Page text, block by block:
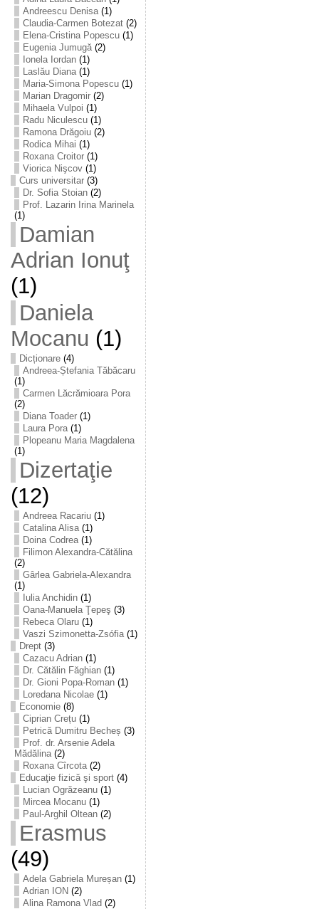
Andreescu Denisa(1)
Claudia-Carmen Botezat(2)
Elena-Cristina Popescu(1)
Eugenia Jumugă(2)
Ionela Iordan(1)
Laslău Diana(1)
Maria-Simona Popescu(1)
Marian Dragomir(2)
Mihaela Vulpoi (1)
Radu Niculescu(1)
Ramona Drăgoiu(2)
Rodica Mihai (1)
Roxana Croitor(1)
Viorica Nişcov(1)
Curs universitar(3)
Dr. Sofia Stoian(2)
Prof. Lazarin Irina Marinela
(1)
Damian
Adrian Ionuţ
(1)
Daniela
Mocanu (1)
Dicționare(4)
Andreea-Ștefania Tăbăcaru
(1)
Carmen Lăcrămioara Pora
(2)
Diana Toader(1)
Laura Pora(1)
Plopeanu Maria Magdalena
(1)
Dizertaţie
(12)
Andreea Racariu(1)
Catalina Alisa(1)
Doina Codrea(1)
Filimon Alexandra-Cătălina
(2)
Gârlea Gabriela-Alexandra
(1)
Iulia Anchidin(1)
Oana-Manuela Ţepeş (3)
Rebeca Olaru(1)
Vaszi Szimonetta-Zsófia(1)
Drept(3)
Cazacu Adrian(1)
Dr. Cătălin Făghian(1)
Dr. Gioni Popa-Roman(1)
Loredana Nicolae(1)
Economie(8)
Ciprian Crețu(1)
Petrică Dumitru Becheș (3)
Prof. dr. Arsenie Adela
Mădălina(2)
Roxana Cîrcota(2)
Educaţie fizică şi sport(4)
Lucian Ogrăzeanu(1)
Mircea Mocanu(1)
Paul-Arghil Oltean(2)
Erasmus
(49)
Adela Gabriela Mureșan(1)
Adrian ION (2)
Alina Ramona Vlad (2)